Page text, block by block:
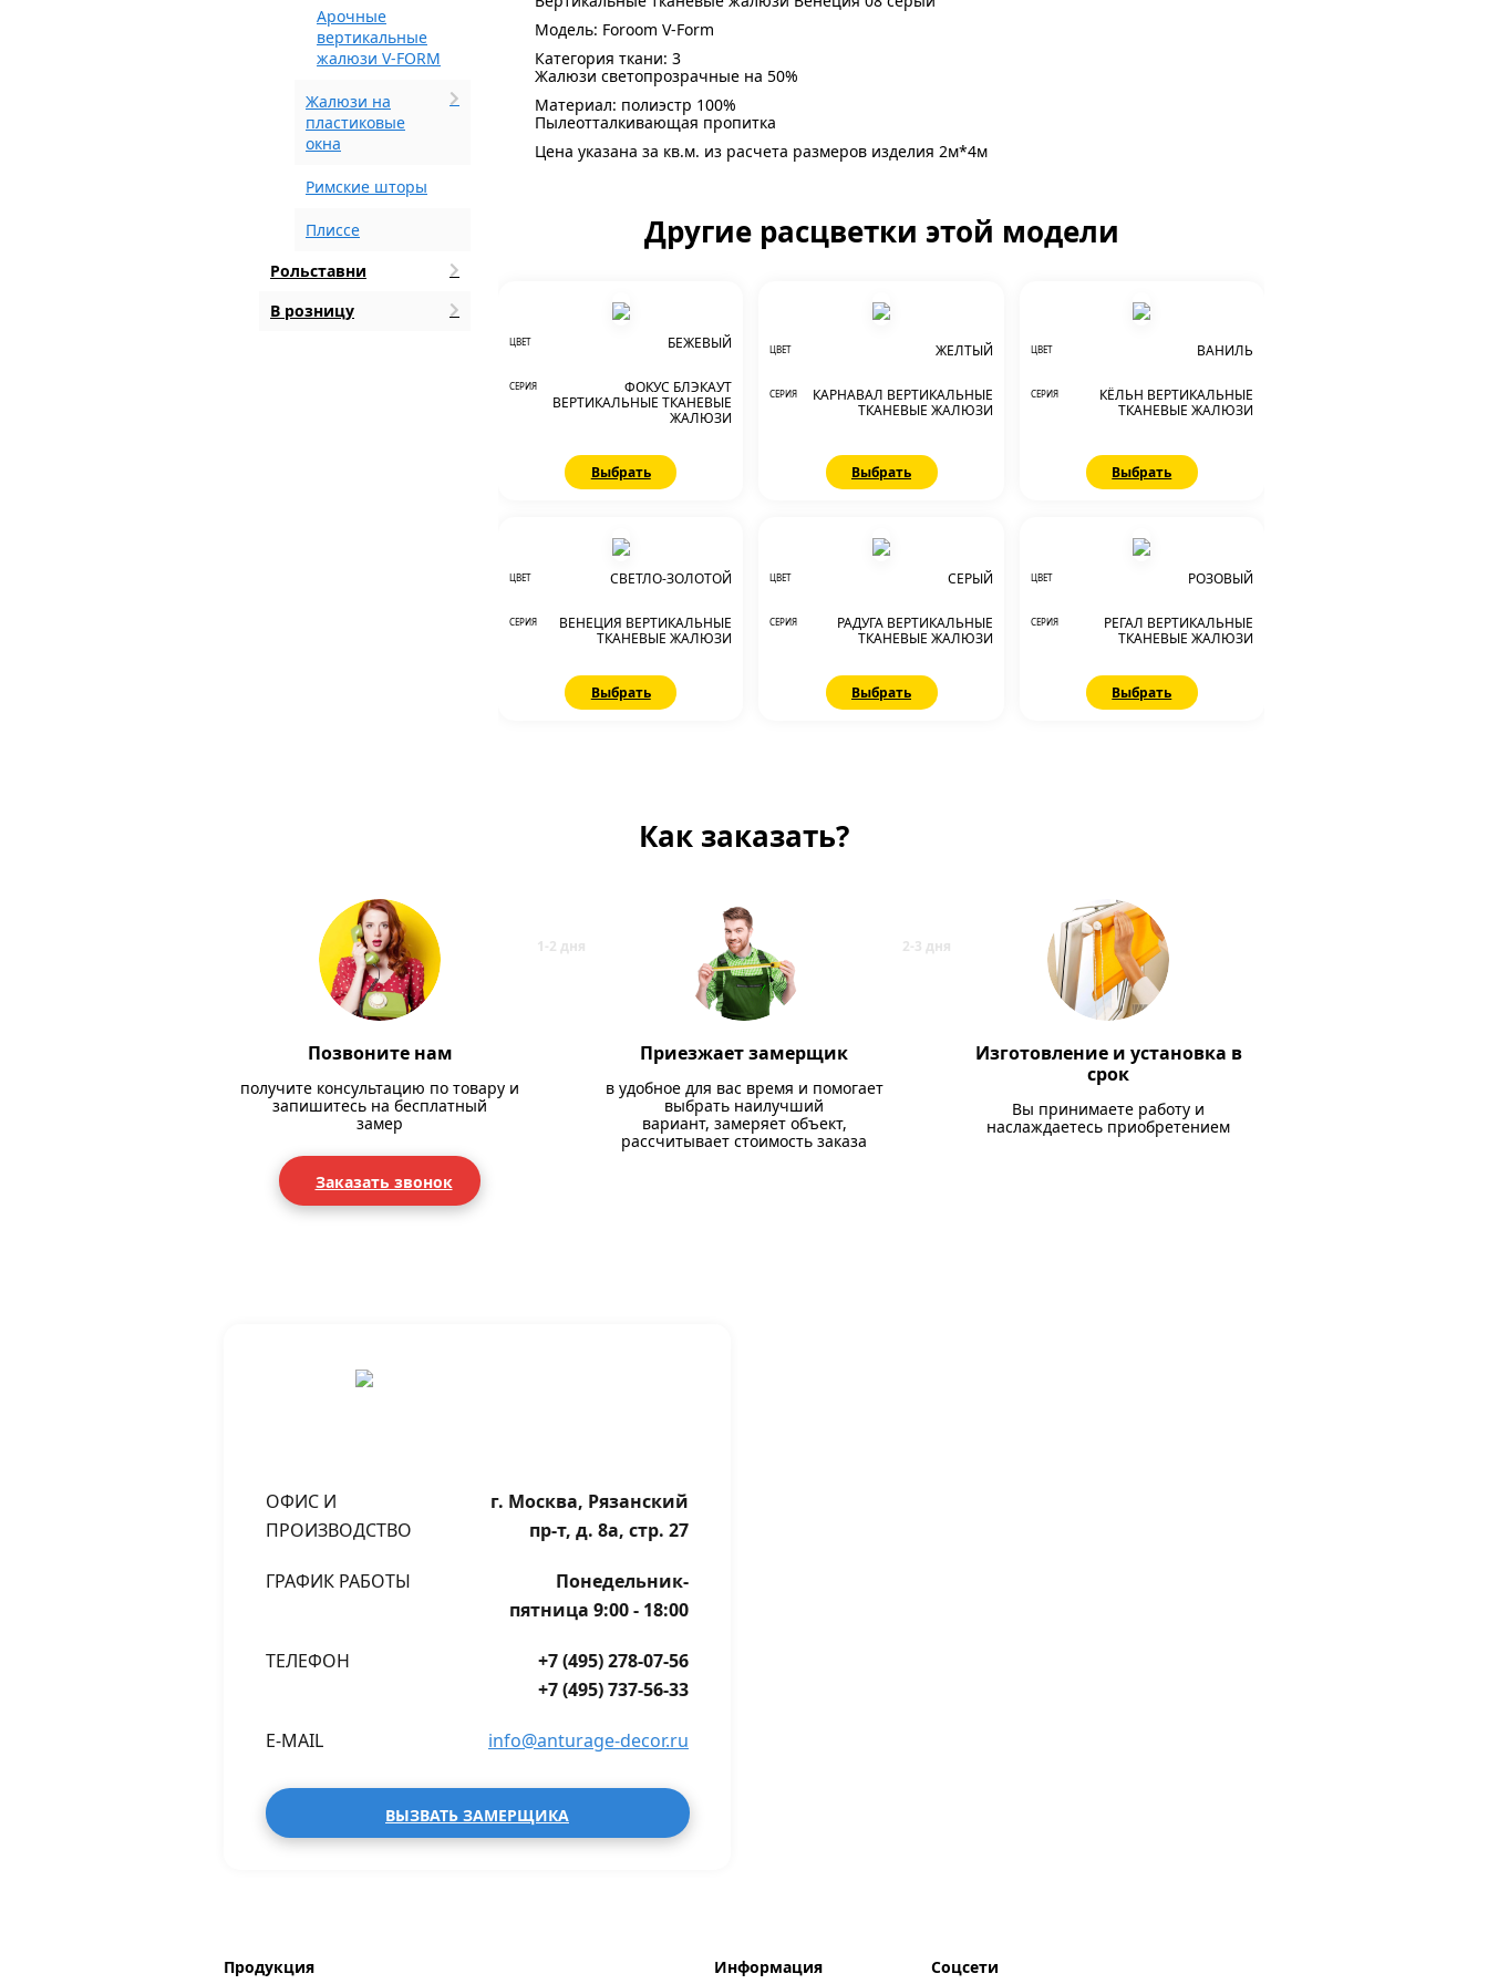
Арочные
вертикальные
жалюзи V-FORM
Жалюзи на
пластиковые
окна
Римские шторы
Плиссе
Рольставни
В розницу
Модель: Foroom V-Form
Категория ткани: 3
Жалюзи светопрозрачные на 50%
Материал: полиэстр 100%
Пылеотталкивающая пропитка
Цена указана за кв.м. из расчета размеров изделия 2м*4м
Другие расцветки этой модели
ЦВЕТ БЕЖЕВЫЙ
СЕРИЯ
ФОКУС БЛЭКАУТ
ВЕРТИКАЛЬНЫЕ ТКАНЕВЫЕ
ЖАЛЮЗИ
Выбрать
ЦВЕТ ЖЕЛТЫЙ
СЕРИЯ
КАРНАВАЛ ВЕРТИКАЛЬНЫЕ
ТКАНЕВЫЕ ЖАЛЮЗИ
Выбрать
ЦВЕТ ВАНИЛЬ
СЕРИЯ
КЁЛЬН ВЕРТИКАЛЬНЫЕ
ТКАНЕВЫЕ ЖАЛЮЗИ
Выбрать
ЦВЕТ СВЕТЛО-ЗОЛОТОЙ
СЕРИЯ
ВЕНЕЦИЯ ВЕРТИКАЛЬНЫЕ
ТКАНЕВЫЕ ЖАЛЮЗИ
Выбрать
ЦВЕТ СЕРЫЙ
СЕРИЯ
РАДУГА ВЕРТИКАЛЬНЫЕ
ТКАНЕВЫЕ ЖАЛЮЗИ
Выбрать
ЦВЕТ РОЗОВЫЙ
СЕРИЯ
РЕГАЛ ВЕРТИКАЛЬНЫЕ
ТКАНЕВЫЕ ЖАЛЮЗИ
Выбрать
Как заказать?
Позвоните нам
получите консультацию по товару и
запишитесь на бесплатный
замер
Заказать звонок
Приезжает замерщик
в удобное для вас время и помогает
выбрать наилучший
вариант, замеряет объект,
рассчитывает стоимость заказа
Изготовление и установка в
срок
Вы принимаете работу и
наслаждаетесь приобретением
ОФИС И
ПРОИЗВОДСТВО
г. Москва, Рязанский
пр-т, д. 8а, стр. 27
ГРАФИК РАБОТЫ
Понедельник-
пятница 9:00 - 18:00
ТЕЛЕФОН
+7 (495) 278-07-56
+7 (495) 737-56-33
E-MAIL info@anturage-decor.ru
ВЫЗВАТЬ ЗАМЕРЩИКА
Продукция Информация Соцсети